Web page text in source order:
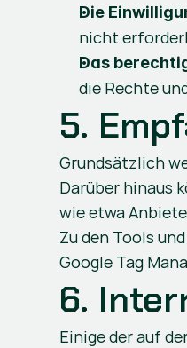
Die
nicht
Das
die Rechte
5.
Grundsätzlich
Darüber hinaus
wie etwa
Zu den Tools
Google Tag
6.
Einige der auf